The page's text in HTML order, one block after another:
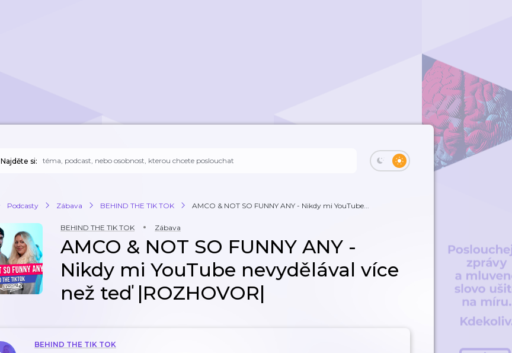
Najděte si:
Podcasty Zábava BEHIND THE TIK TOK AMCO & NOT SO FUNNY ANY - Nikdy mi YouTube...
BEHIND THE TIK TOK Zábava
AMCO & NOT SO FUNNY ANY -
Nikdy mi YouTube nevydělával více
než teď |ROZHOVOR|
BEHIND THE TIK TOK